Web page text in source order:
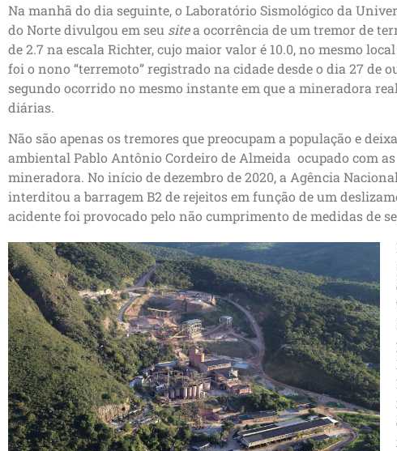
Na manhã do dia seguinte, o Laboratório Sismológico da
do Norte divulgou em seu sitea ocorrência de um tremor de
de 2.7 na escala Richter, cujo maior valor é 10.0, no mesmo
foi o nono “terremoto” registrado na cidade desde o dia 27 de
segundo ocorrido no mesmo instante em que a mineradora
diárias.
Não são apenas os tremores que preocupam a população e
ambiental Pablo Antônio Cordeiro de Almeida ocupado com
mineradora. No início de dezembro de 2020, a Agência
interditou a barragem B2 de rejeitos em função de um
acidente foi provocado pelo não cumprimento de medidas de